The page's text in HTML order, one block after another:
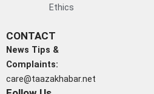
Ethics
CONTACT
News Tips &
Complaints:
care@taazakhabar.net